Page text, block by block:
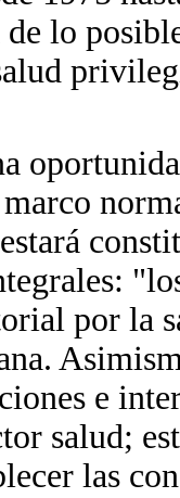
lo
por la
e
salud;
las